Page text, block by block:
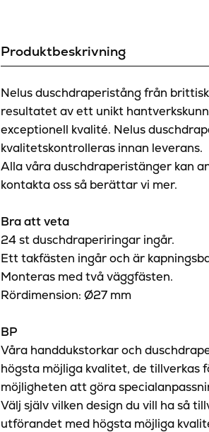
Produktbeskrivning
Nelus duschdraperistång från
resultatet av ett unikt
exceptionell kvalité. Nelus
kvalitetskontrolleras innan leverans.
Alla våra duschdraperistänger kan
kontakta oss så berättar vi mer.
Bra att veta
24 st duschdraperiringar ingår.
Ett takfästen ingår och är
Monteras med två väggfästen.
Rördimension: Ø27 mm
BP
Våra handdukstorkar och
högsta möjliga kvalitet, de tillverkas
möjligheten att göra
Välj själv vilken design du vill ha så
utförandet med högsta möjliga